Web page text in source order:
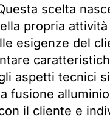
scelta
propria
esigenze del
aspetti tecnici
fusione
il cliente e